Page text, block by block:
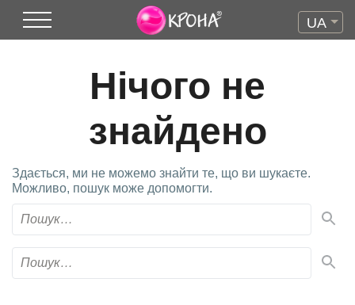
UA
Нічого не
знайдено
Здається, ми не можемо знайти те, що ви шукаєте.
Можливо, пошук може допомогти.